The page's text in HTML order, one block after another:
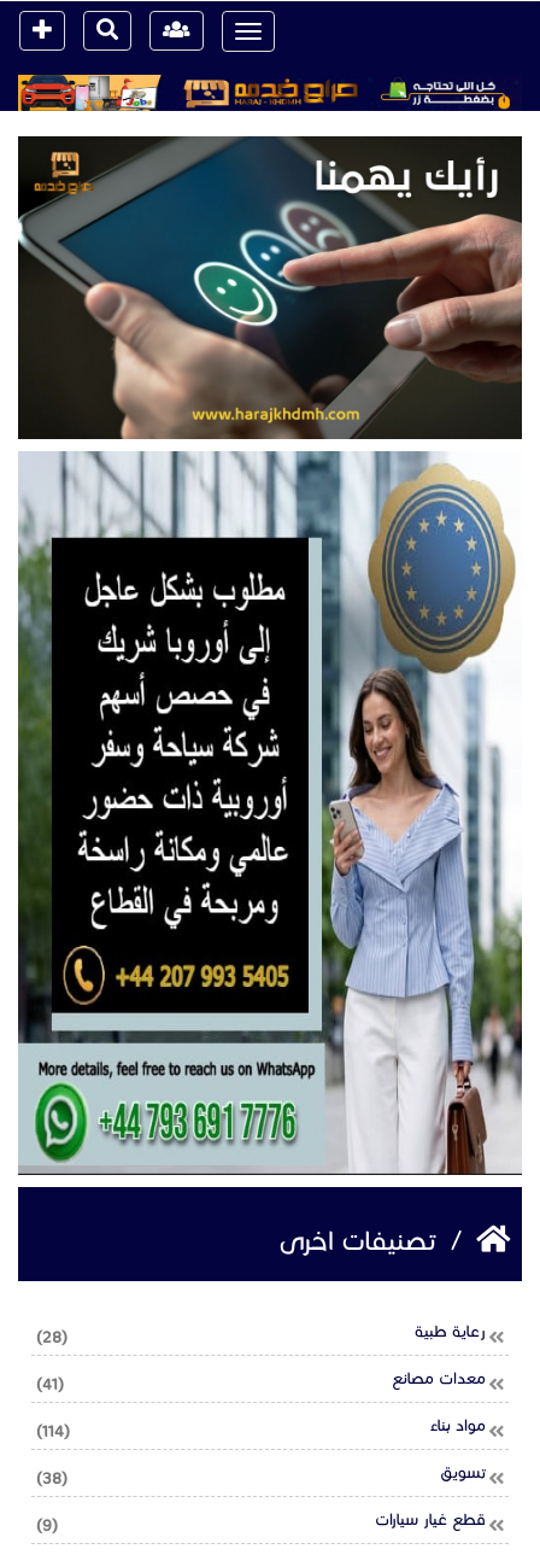
Toggle
navigation
/ تصنيفات اخرى
(28) رعاية طبية
(41) معدات مصانع
(114) مواد بناء
(38) تسويق
(9) قطع غيار سيارات